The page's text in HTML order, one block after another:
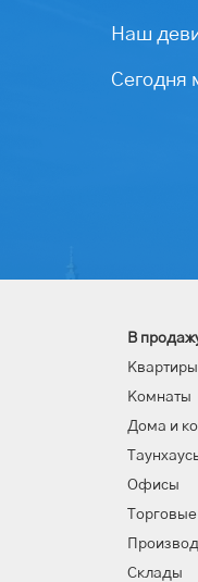
Наш
Сегодня
В
Квартиры
Комнаты
Дома и
Офисы
Склады